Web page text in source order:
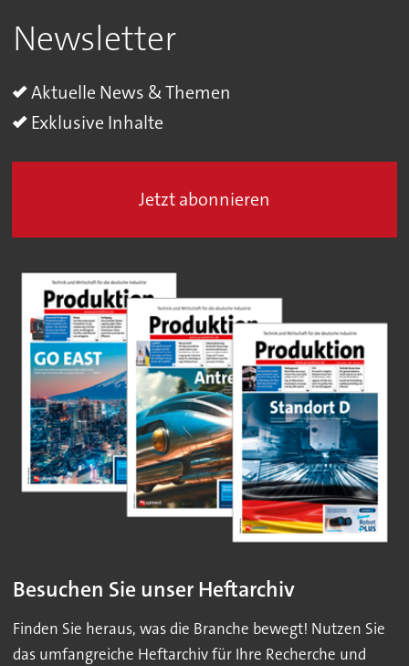
Newsletter
Aktuelle News & Themen
Exklusive Inhalte
Jetzt abonnieren
Besuchen Sie unser Heftarchiv
Finden Sie heraus, was die Branche bewegt! Nutzen Sie
das umfangreiche Heftarchiv für Ihre Recherche und